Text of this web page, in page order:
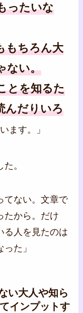
ったいな
もちろん大
ない。
とを知るた
んだりいろ
ます。」
。
てない。文章で
たから。だけ
る人を見たのは
た」
い大人や知ら
インプットす